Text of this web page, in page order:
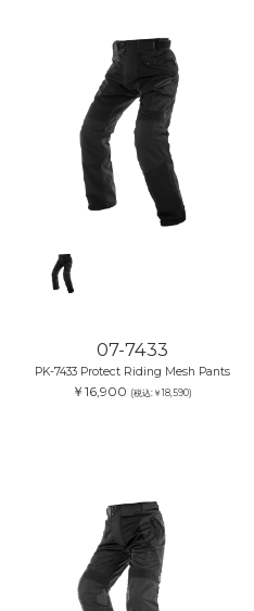
07-7433
PK-7433 Protect Riding Mesh Pants
￥16,900 (税込:￥18,590)